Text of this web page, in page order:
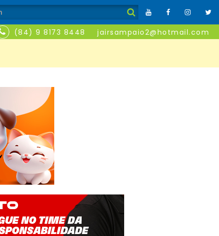
(84) 9 8173 8448 jairsampaio2@hotmail.com